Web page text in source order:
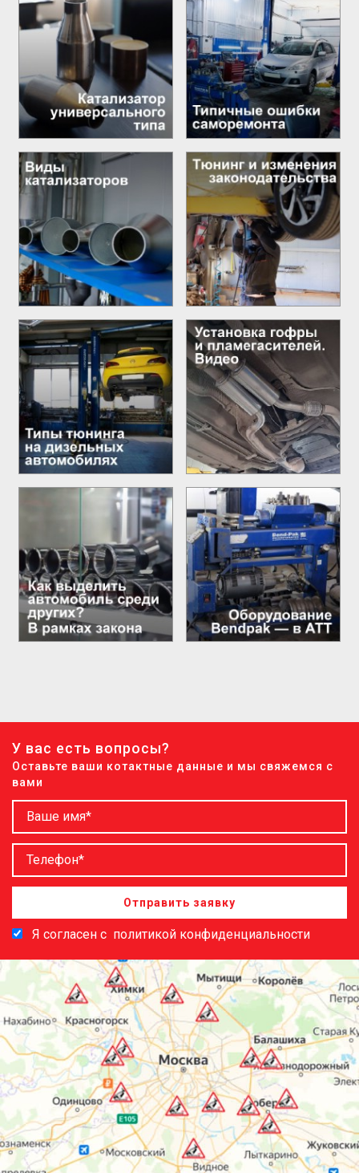
У вас есть вопросы?
Оставьте ваши котактные данные и мы свяжемся с
вами
Отправить заявку
Я согласен с политикой конфиденциальности